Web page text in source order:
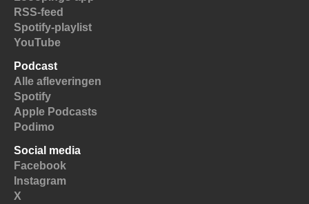
RSS-feed
Spotify-playlist
YouTube
Podcast
Alle afleveringen
Spotify
Apple Podcasts
Podimo
Social media
Facebook
Instagram
X